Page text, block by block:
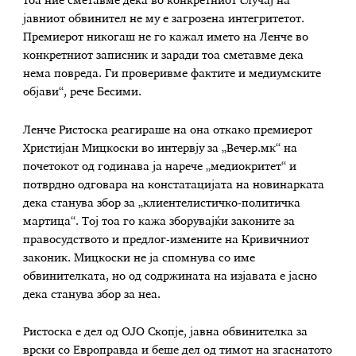
јавниот обвинител не му е загрозена интегритетот.
Премиерот никогаш не го кажал името на Ленче во
конкретниот записник и заради тоа сметавме дека
нема повреда. Ги проверивме фактите и медиумските
објави“, рече Бесими.
Ленче Ристоска реагираше на она откако премиерот
Христијан Мицкоски во интервју за „Вечер.мк“ на
почетокот од годинава ја нарече „медиокритет“ и
потврдно одговара на констатацијата на новинарката
дека станува збор за „клиентелистичко-политичка
мартица“. Тој тоа го кажа зборувајќи законите за
правосудството и предлог-измените на Кривичниот
законик. Мицкоски не ја спомнува со име
обвинителката, но од содржината на изјавата е јасно
дека станува збор за неа.
Ристоска е дел од ОЈО Скопје, јавна обвинителка за
врски со Европравда и беше дел од тимот на згаснатото